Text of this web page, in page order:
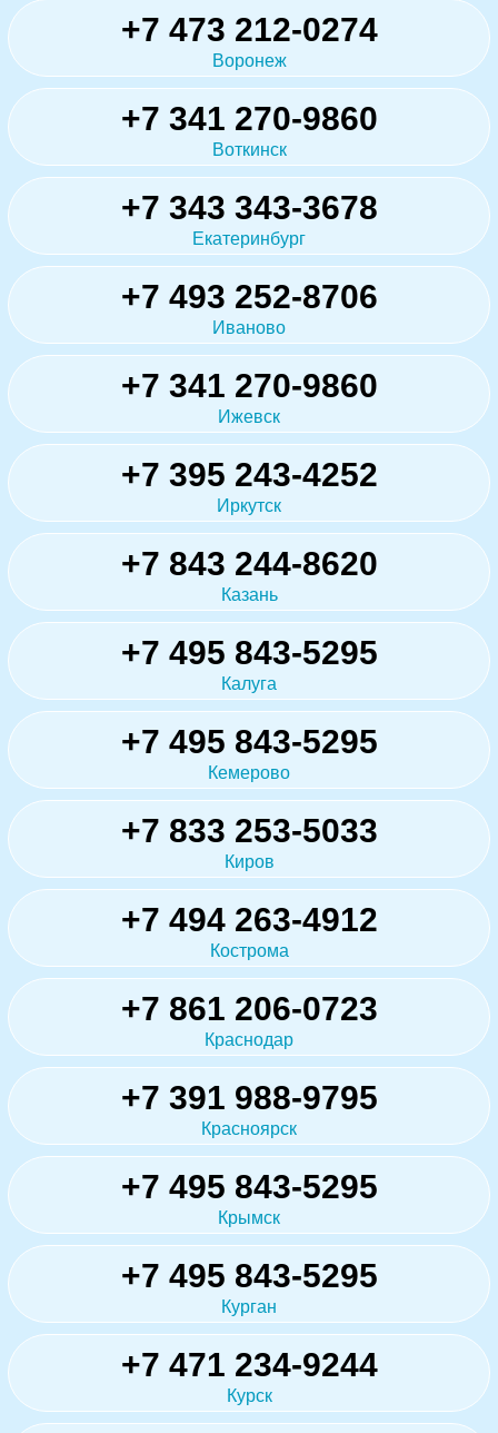
+7 473 212-0274
Воронеж
+7 341 270-9860
Воткинск
+7 343 343-3678
Екатеринбург
+7 493 252-8706
Иваново
+7 341 270-9860
Ижевск
+7 395 243-4252
Иркутск
+7 843 244-8620
Казань
+7 495 843-5295
Калуга
+7 495 843-5295
Кемерово
+7 833 253-5033
Киров
+7 494 263-4912
Кострома
+7 861 206-0723
Краснодар
+7 391 988-9795
Красноярск
+7 495 843-5295
Крымск
+7 495 843-5295
Курган
+7 471 234-9244
Курск